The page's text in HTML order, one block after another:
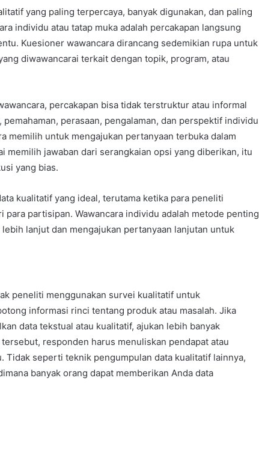
yang paling terpercaya, banyak digunakan, dan paling
individu atau tatap muka adalah percakapan langsung
Kuesioner wawancara dirancang sedemikian rupa untuk
diwawancarai terkait dengan topik, program, atau
percakapan bisa tidak terstruktur atau informal
perasaan, pengalaman, dan perspektif individu
memilih untuk mengajukan pertanyaan terbuka dalam
memilih jawaban dari serangkaian opsi yang diberikan, itu
yang bias.
kualitatif yang ideal, terutama ketika para peneliti
partisipan. Wawancara individu adalah metode penting
lanjut dan mengajukan pertanyaan lanjutan untuk
peneliti menggunakan survei kualitatif untuk
informasi rinci tentang produk atau masalah. Jika
data tekstual atau kualitatif, ajukan lebih banyak
responden harus menuliskan pendapat atau
seperti teknik pengumpulan data kualitatif lainnya,
banyak orang dapat memberikan Anda data